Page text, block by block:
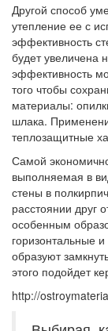
Другой способ
утепление ее с
эффективность
будет увеличена
эффективность
того чтобы
материалы:
шлака.
теплозащитные
Самой
выполняемая в
стены в
расстоянии друг
особенным
горизонтальные
образуют
этого подойдет
http://